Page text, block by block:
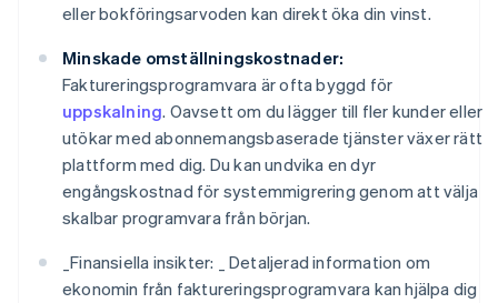
eller bokföringsarvoden kan direkt öka din vinst.
Minskade omställningskostnader:
Faktureringsprogramvara är ofta byggd för
uppskalning. Oavsett om du lägger till fler kunder eller
utökar med abonnemangsbaserade tjänster växer rätt
plattform med dig. Du kan undvika en dyr
engångskostnad för systemmigrering genom att välja
skalbar programvara från början.
_Finansiella insikter: _
Detaljerad information om
ekonomin från faktureringsprogramvara kan hjälpa dig